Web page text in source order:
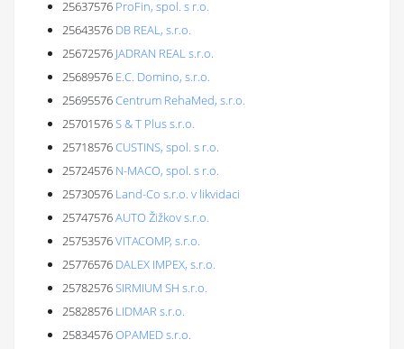
25637576 ProFin, spol. s r.o.
25643576 DB REAL, s.r.o.
25672576 JADRAN REAL s.r.o.
25689576 E.C. Domino, s.r.o.
25695576Centrum RehaMed, s.r.o.
25701576S & T Plus s.r.o.
25718576CUSTINS, spol. s r.o.
25724576 N-MACO, spol. s r.o.
25730576 Land-Co s.r.o. v likvidaci
25747576AUTO Žižkov s.r.o.
25753576VITACOMP, s.r.o.
25776576 DALEX IMPEX, s.r.o.
25782576SIRMIUM SH s.r.o.
25828576 LIDMAR s.r.o.
25834576OPAMED s.r.o.